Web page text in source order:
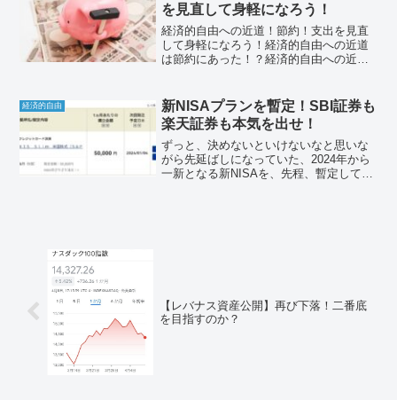
を見直して身軽になろう！
経済的自由への近道！節約！支出を見直
して身軽になろう！経済的自由への近道
は節約にあった！？経済的自由への近道
ここではその理由と、わたしが今から実
践することを紹介します。
経済的自由
新NISAプランを暫定！SBI証券も
楽天証券も本気を出せ！
ずっと、決めないといけないなと思いな
がら先延ばしになっていた、2024年から
一新となる新NISAを、先程、暫定してき
【レバナス資産公開】再び下落！二番底
を目指すのか？